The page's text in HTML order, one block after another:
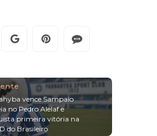
vence Sampaio
no Pedro Alelaf e
primeira vitória na
do Brasileiro